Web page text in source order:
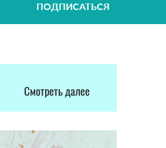
ПОДПИСАТЬСЯ
Смотреть далее